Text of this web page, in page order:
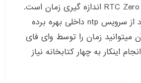
از دیگر قابلیت های RTC Zero اندازه گیری زمان است.
سیگنال وای فای برد از سرویس ntp داخلی بهره برده
زمان را توسط وای فای
اینکار به چهار کتابخانه نیاز